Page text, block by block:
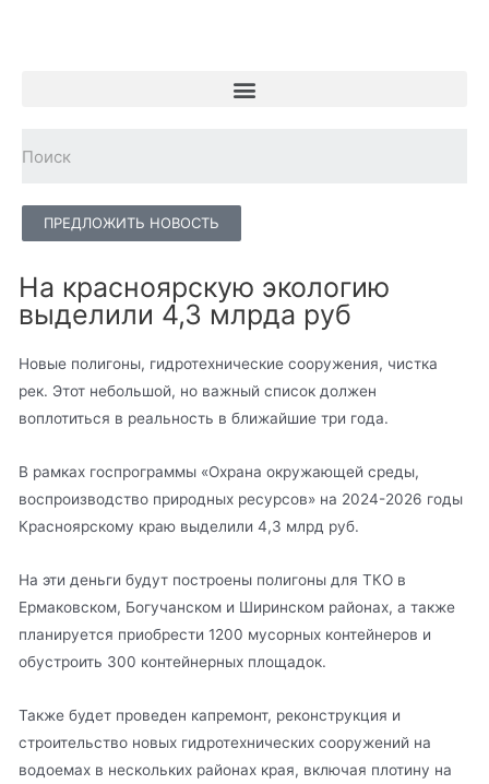
ПРЕДЛОЖИТЬ НОВОСТЬ
На красноярскую экологию
выделили 4,3 млрда руб
Новые полигоны, гидротехнические сооружения, чистка
рек. Этот небольшой, но важный список должен
воплотиться в реальность в ближайшие три года.
В рамках госпрограммы «Охрана окружающей среды,
воспроизводство природных ресурсов» на 2024-2026 годы
Красноярскому краю выделили 4,3 млрд руб.
На эти деньги будут построены полигоны для ТКО в
Ермаковском, Богучанском и Ширинском районах, а также
планируется приобрести 1200 мусорных контейнеров и
обустроить 300 контейнерных площадок.
Также будет проведен капремонт, реконструкция и
строительство новых гидротехнических сооружений на
водоемах в нескольких районах края, включая плотину на